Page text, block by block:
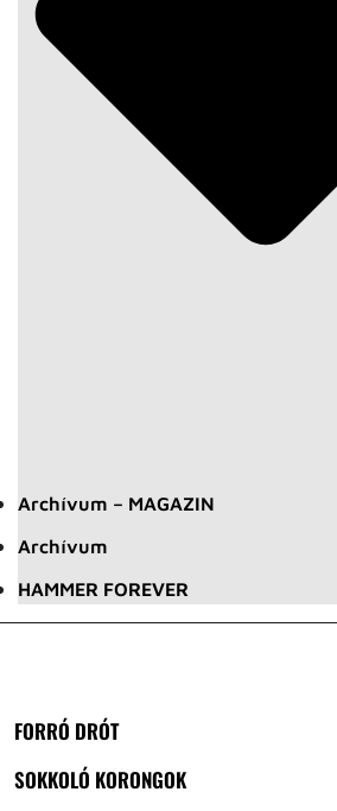
Archívum – MAGAZIN
Archívum
HAMMER FOREVER
FORRÓ DRÓT
SOKKOLÓ KORONGOK